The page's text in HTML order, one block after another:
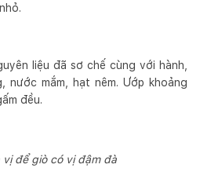
liệu đã sơ chế cùng với hành,
nước mắm, hạt nêm. Ướp khoảng
đều.
vị để giò có vị đậm đà